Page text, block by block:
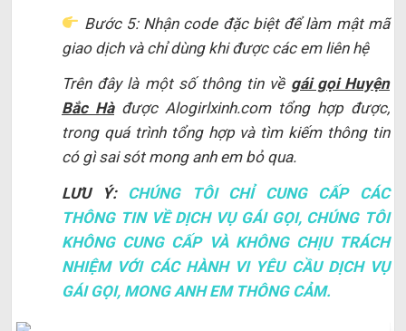
Bước 5: Nhận code đặc biệt để làm mật mã
giao dịch và chỉ dùng khi được các em liên hệ
Trên đây là một số thông tin về gái gọi Huyện
Bắc Hàđược Alogirlxinh.com tổng hợp được,
trong quá trình tổng hợp và tìm kiếm thông tin
có gì sai sót mong anh em bỏ qua.
LƯU Ý: CHÚNG TÔI CHỈ CUNG CẤP CÁC
THÔNG TIN VỀ DỊCH VỤ GÁI GỌI, CHÚNG TÔI
KHÔNG CUNG CẤP VÀ KHÔNG CHỊU TRÁCH
NHIỆM VỚI CÁC HÀNH VI YÊU CẦU DỊCH VỤ
GÁI GỌI, MONG ANH EM THÔNG CẢM.